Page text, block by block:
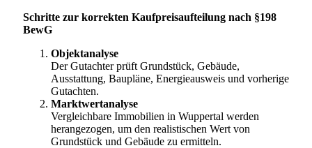
Schritte zur korrekten Kaufpreisaufteilung nach §198
BewG
Objektanalyse
Der Gutachter prüft Grundstück, Gebäude,
Ausstattung, Baupläne, Energieausweis und vorherige
Gutachten.
Marktwertanalyse
Vergleichbare Immobilien in Wuppertal werden
herangezogen, um den realistischen Wert von
Grundstück und Gebäude zu ermitteln.